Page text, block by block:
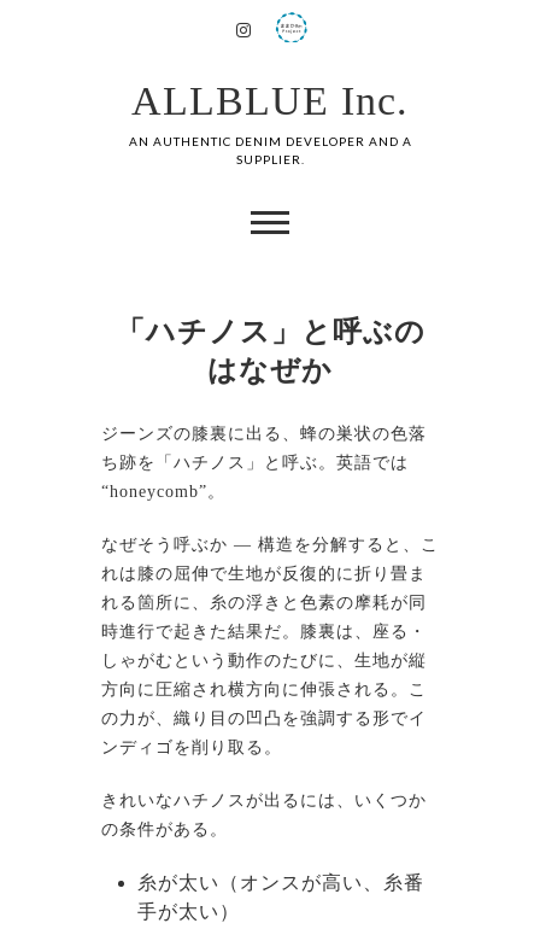
ALLBLUE Inc.
AN AUTHENTIC DENIM DEVELOPER AND A
SUPPLIER.
「ハチノス」と呼ぶの
はなぜか
ジーンズの膝裏に出る、蜂の巣状の色落
ち跡を「ハチノス」と呼ぶ。英語では
“honeycomb”。
なぜそう呼ぶか ― 構造を分解すると、こ
れは膝の屈伸で生地が反復的に折り畳ま
れる箇所に、糸の浮きと色素の摩耗が同
時進行で起きた結果だ。膝裏は、座る・
しゃがむという動作のたびに、生地が縦
方向に圧縮され横方向に伸張される。こ
の力が、織り目の凹凸を強調する形でイ
ンディゴを削り取る。
きれいなハチノスが出るには、いくつか
の条件がある。
糸が太い（オンスが高い、糸番
手が太い）